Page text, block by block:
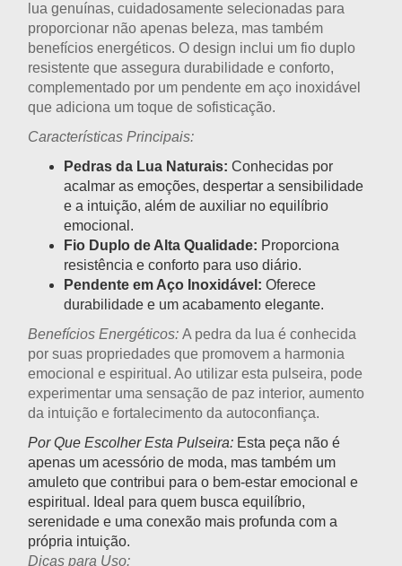
lua genuínas, cuidadosamente selecionadas para
proporcionar não apenas beleza, mas também
benefícios energéticos. O design inclui um fio duplo
resistente que assegura durabilidade e conforto,
complementado por um pendente em aço inoxidável
que adiciona um toque de sofisticação.
Características Principais:
Pedras da Lua Naturais: Conhecidas por
acalmar as emoções, despertar a sensibilidade
e a intuição, além de auxiliar no equilíbrio
emocional.
Fio Duplo de Alta Qualidade: Proporciona
resistência e conforto para uso diário.
Pendente em Aço Inoxidável: Oferece
durabilidade e um acabamento elegante.
Benefícios Energéticos: A pedra da lua é conhecida
por suas propriedades que promovem a harmonia
emocional e espiritual. Ao utilizar esta pulseira, pode
experimentar uma sensação de paz interior, aumento
da intuição e fortalecimento da autoconfiança.
Por Que Escolher Esta Pulseira: Esta peça não é
apenas um acessório de moda, mas também um
amuleto que contribui para o bem-estar emocional e
espiritual. Ideal para quem busca equilíbrio,
serenidade e uma conexão mais profunda com a
própria intuição.
Dicas para Uso: